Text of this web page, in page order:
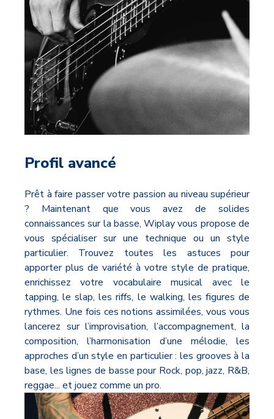
Profil avancé
Prêt à faire passer votre passion au niveau supérieur
? Maintenant que vous avez de solides
connaissances sur la basse, Wiplay vous propose de
vous spécialiser sur une technique ou un style
particulier. Trouvez toutes les astuces pour
apporter plus de variété à votre style de pratique,
enrichissez votre vocabulaire musical avec le
tapping, le slap, les riffs, le walking, les figures de
rythmes. Une fois ces notions assimilées, vous vous
lancerez sur l’improvisation, l’accompagnement, la
composition, l’harmonisation d’une mélodie, les
approches d’un style en particulier : les grooves à la
base, les lignes de basse pour Rock, pop, jazz, R&B,
reggae... et jouez comme un pro.